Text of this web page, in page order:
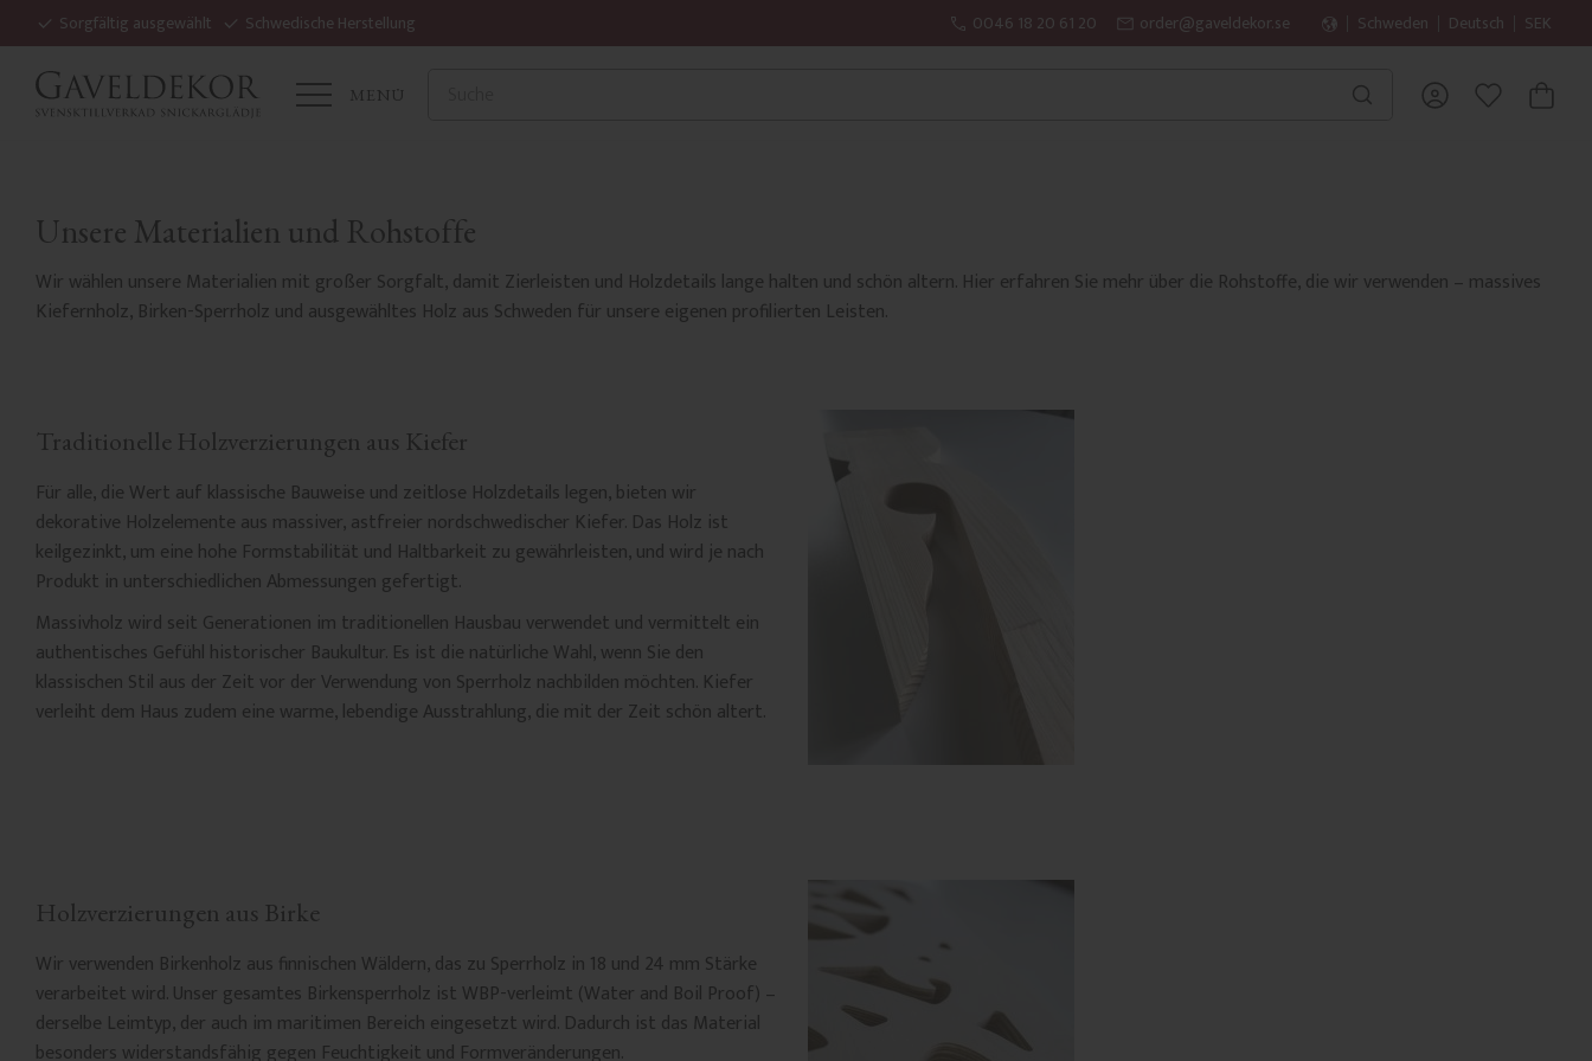
Sorgfältig ausgewählt Schwedische Herstellung 0046 18 20 61 20 order@gaveldekor.se Schweden Deutsch SEK
MENÜ
FAVORITEN
Unsere Materialien und Rohstoffe
Wir wählen unsere Materialien mit großer Sorgfalt, damit Zierleisten und Holzdetails lange halten und schön altern. Hier erfahren Sie mehr über die Rohstoffe, die wir verwenden – massives
Kiefernholz, Birken-Sperrholz und ausgewähltes Holz aus Schweden für unsere eigenen profilierten Leisten.
Traditionelle Holzverzierungen aus Kiefer
Für alle, die Wert auf klassische Bauweise und zeitlose Holzdetails legen, bieten wir
dekorative Holzelemente aus massiver, astfreier nordschwedischer Kiefer. Das Holz ist
keilgezinkt, um eine hohe Formstabilität und Haltbarkeit zu gewährleisten, und wird je nach
Produkt in unterschiedlichen Abmessungen gefertigt.
Massivholz wird seit Generationen im traditionellen Hausbau verwendet und vermittelt ein
authentisches Gefühl historischer Baukultur. Es ist die natürliche Wahl, wenn Sie den
klassischen Stil aus der Zeit vor der Verwendung von Sperrholz nachbilden möchten. Kiefer
verleiht dem Haus zudem eine warme, lebendige Ausstrahlung, die mit der Zeit schön altert.
Holzverzierungen aus Birke
Wir verwenden Birkenholz aus finnischen Wäldern, das zu Sperrholz in 18 und 24 mm Stärke
verarbeitet wird. Unser gesamtes Birkensperrholz ist WBP-verleimt (Water and Boil Proof) –
derselbe Leimtyp, der auch im maritimen Bereich eingesetzt wird. Dadurch ist das Material
besonders widerstandsfähig gegen Feuchtigkeit und Formveränderungen.